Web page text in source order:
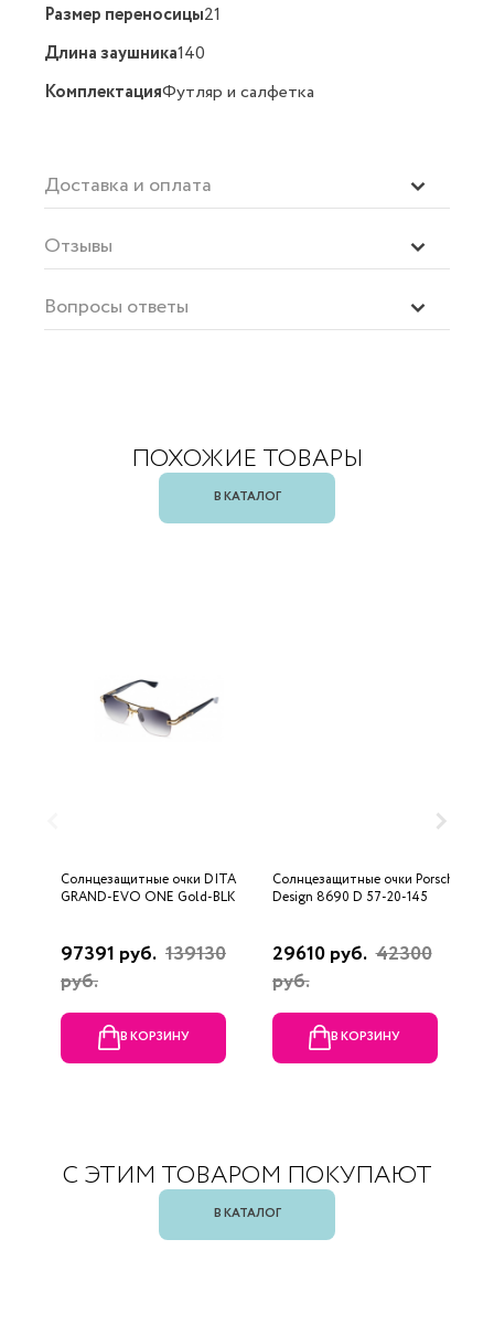
Размер переносицы21
Длина заушника140
КомплектацияФутляр и салфетка
Доставка и оплата
Отзывы
Вопросы ответы
ПОХОЖИЕ ТОВАРЫ
В КАТАЛОГ
Солнцезащитные очки DITA
GRAND-EVO ONE Gold-BLK
97391 руб. 139130
руб.
В КОРЗИНУ
Солнцезащитные очки Porsche
Design 8690 D 57-20-145
29610 руб. 42300
руб.
В КОРЗИНУ
С ЭТИМ ТОВАРОМ ПОКУПАЮТ
В КАТАЛОГ